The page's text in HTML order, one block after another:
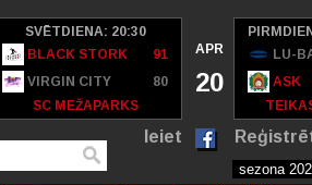
SVĒTDIENA: 20:30
BLACK STORK
91
VIRGIN CITY
80
SC MEŽAPARKS
APR
20
LU-
ASK
Ieiet